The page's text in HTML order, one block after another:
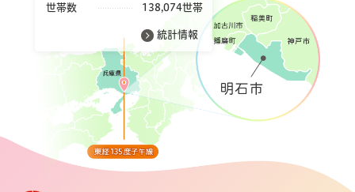
世帯数
138,074世帯
統計情報